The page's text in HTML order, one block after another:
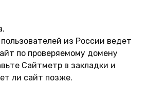
из России ведет
по проверяемому домену
Сайтметр в закладки и
ли сайт позже.